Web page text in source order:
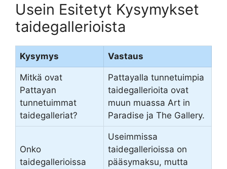
Usein Esitetyt Kysymykset
taidegallerioista
Kysymys Vastaus
Mitkä ovat
Pattayan
tunnetuimmat
taidegalleriat?
Pattayalla tunnetuimpia
taidegallerioita ovat
muun muassa Art in
Paradise ja The Gallery.
Onko
taidegallerioissa
Useimmissa
taidegallerioissa on
pääsymaksu, mutta